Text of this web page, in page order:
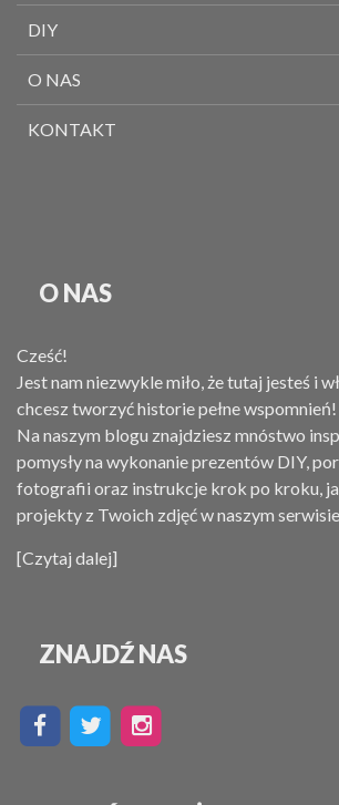
DIY
O NAS
KONTAKT
O NAS
Cześć!
Jest nam niezwykle miło, że tutaj jesteś i
chcesz tworzyć historie pełne wspomnień!
Na naszym blogu znajdziesz mnóstwo
pomysły na wykonanie prezentów DIY,
fotografii oraz instrukcje krok po kroku,
projekty z Twoich zdjęć w naszym serwisie.
[Czytaj dalej]
ZNAJDŹ NAS